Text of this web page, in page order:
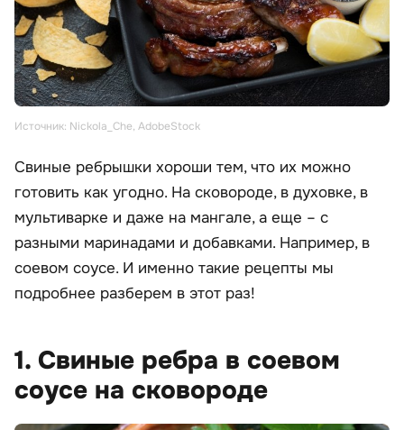
Источник: Nickola_Che, AdobeStock
Свиные ребрышки хороши тем, что их можно
готовить как угодно. На сковороде, в духовке, в
мультиварке и даже на мангале, а еще – с
разными маринадами и добавками. Например, в
соевом соусе. И именно такие рецепты мы
подробнее разберем в этот раз!
1. Свиные ребра в соевом
соусе на сковороде